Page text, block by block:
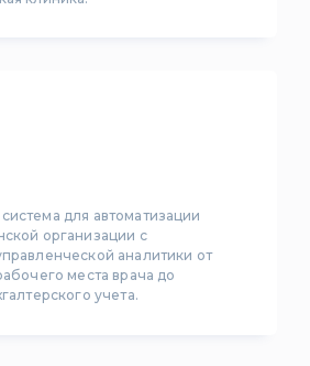
для автоматизации
организации с
аналитики от
места врача до
учета.